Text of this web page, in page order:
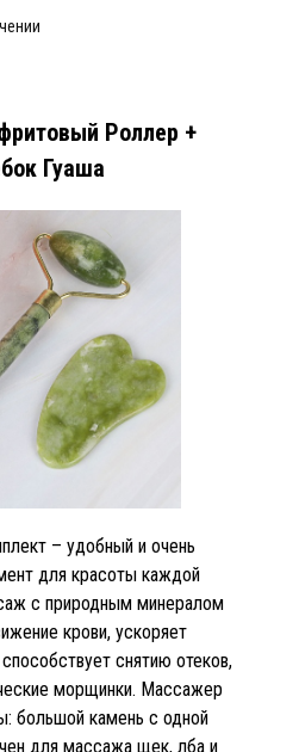
Роллер +
Гуаша
– удобный и очень
для красоты каждой
с природным минералом
крови, ускоряет
снятию отеков,
морщинки. Массажер
большой камень с одной
для массажа щек, лба и